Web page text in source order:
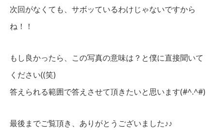
次回がなくても、サボッているわけじゃないですから
ね！！
もし良かったら、この写真の意味は？と僕に直接聞いて
ください((笑)
答えられる範囲で答えさせて頂きたいと思います(#^.^#)
最後までご覧頂き、ありがとうございました♪♪